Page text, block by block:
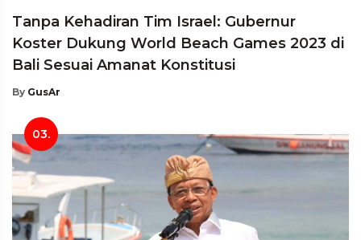
Tanpa Kehadiran Tim Israel: Gubernur
Koster Dukung World Beach Games 2023 di
Bali Sesuai Amanat Konstitusi
By GusAr
03.